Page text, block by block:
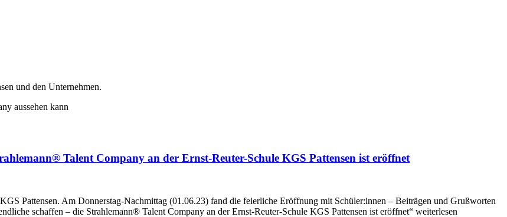
und den Unternehmen.
Talent Company an der Ernst-Reuter-Schule KGS Pattensen ist eröffnet
Pattensen. Am Donnerstag-Nachmittag (01.06.23) fand die feierliche Eröffnung mit Schüler:innen – Beiträgen und Grußworten
schaffen – die Strahlemann® Talent Company an der Ernst-Reuter-Schule KGS Pattensen ist eröffnet“ weiterlesen